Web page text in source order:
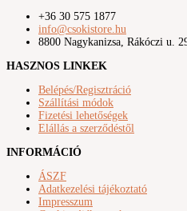
+36 30 575 1877
info@csokistore.hu
8800 Nagykanizsa, Rákóczi u.
HASZNOS LINKEK
Belépés/Regisztráció
Szállítási módok
Fizetési lehetőségek
Elállás a szerződéstől
INFORMÁCIÓ
ÁSZF
Adatkezelési tájékoztató
Impresszum